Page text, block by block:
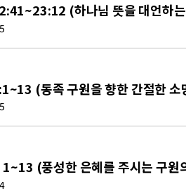
(하나님 뜻을 대언하
(동족 구원을 향한 간절한 소
(풍성한 은혜를 주시는 구원